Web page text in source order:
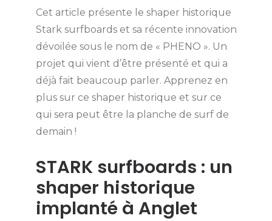
Cet article présente le shaper historique
Stark surfboards et sa récente innovation
dévoilée sous le nom de « PHENO ». Un
projet qui vient d’être présenté et qui a
déjà fait beaucoup parler. Apprenez en
plus sur ce shaper historique et sur ce
qui sera peut être la planche de surf de
demain !
STARK surfboards : un
shaper historique
implanté à Anglet